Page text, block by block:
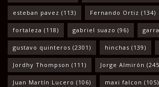
esteban pavez (113) Fernando Ortiz (134)
fortaleza (118) gabriel suazo (96)
gustavo quinteros (2301) hinchas (139)
Jordhy Thompson (111) Jorge Almirón
Juan Martín Lucero (106) maxi falcon (105)